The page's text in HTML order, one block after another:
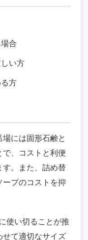
合
い方
方
には固形石鹸と
、コストと利便
。また、詰め替
ープのコストを抑
使い切ることが推
て適切なサイズ